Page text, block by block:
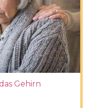
Gehirn